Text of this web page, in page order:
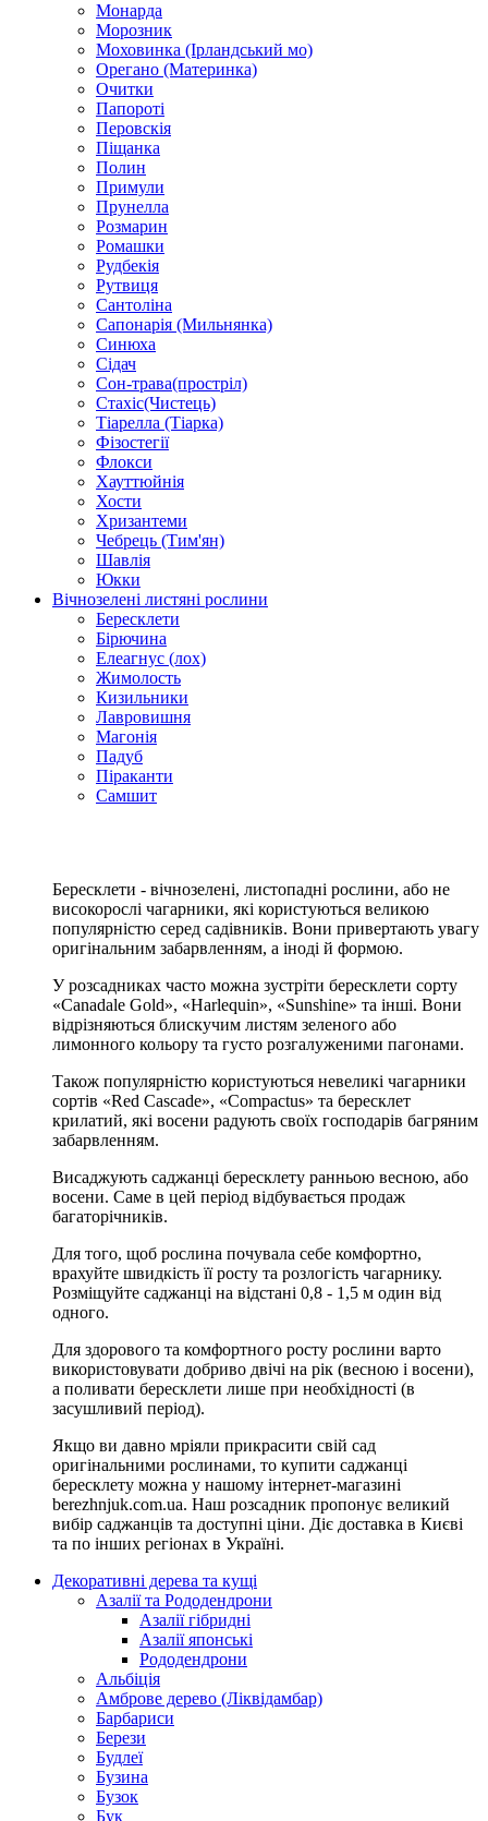
Монарда
Морозник
Моховинка (Ірландський мо)
Орегано (Материнка)
Очитки
Папороті
Перовскія
Піщанка
Полин
Примули
Прунелла
Розмарин
Ромашки
Рудбекія
Рутвиця
Сантоліна
Сапонарія (Мильнянка)
Синюха
Сідач
Сон-трава(простріл)
Стахіс(Чистець)
Тіарелла (Тіарка)
Фізостегії
Флокси
Хауттюйнія
Хости
Хризантеми
Чебрець (Тим'ян)
Шавлія
Юкки
Вічнозелені листяні рослини
Бересклети
Бірючина
Елеагнус (лох)
Жимолость
Кизильники
Лавровишня
Магонія
Падуб
Піраканти
Самшит
Бересклети - вічнозелені, листопадні рослини, або не
високорослі чагарники, які користуються великою
популярністю серед садівників. Вони привертають увагу
оригінальним забарвленням, а іноді й формою.
У розсадниках часто можна зустріти бересклети сорту
«Canadale Gold», «Harlequin», «Sunshine» та інші. Вони
відрізняються блискучим листям зеленого або
лимонного кольору та густо розгалуженими пагонами.
Також популярністю користуються невеликі чагарники
сортів «Red Cascade», «Compactus» та бересклет
крилатий, які восени радують своїх господарів багряним
забарвленням.
Висаджують саджанці бересклету ранньою весною, або
восени. Саме в цей період відбувається продаж
багаторічників.
Для того, щоб рослина почувала себе комфортно,
врахуйте швидкість її росту та розлогість чагарнику.
Розміщуйте саджанці на відстані 0,8 - 1,5 м один від
одного.
Для здорового та комфортного росту рослини варто
використовувати добриво двічі на рік (весною і восени),
а поливати бересклети лише при необхідності (в
засушливий період).
Якщо ви давно мріяли прикрасити свій сад
оригінальними рослинами, то купити саджанці
бересклету можна у нашому інтернет-магазині
berezhnjuk.com.ua. Наш розсадник пропонує великий
вибір саджанців та доступні ціни. Діє доставка в Києві
та по інших регіонах в Україні.
Декоративні дерева та кущі
Азалії та Рододендрони
Азалії гібридні
Азалії японські
Рододендрони
Альбіція
Амброве дерево (Ліквідамбар)
Барбариси
Берези
Будлеї
Бузина
Бузок
Бук